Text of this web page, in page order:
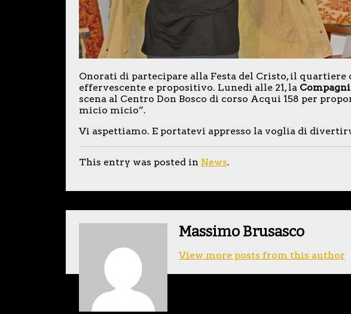
Onorati di partecipare alla Festa del Cristo, il quartiere
effervescente e propositivo. Lunedì alle 21, la
scena al Centro Don Bosco di corso Acqui 158 per
micio micio”.
Vi aspettiamo. E portatevi appresso la voglia di
This entry was posted in News.
Massimo Brusasco
View more posts from this author